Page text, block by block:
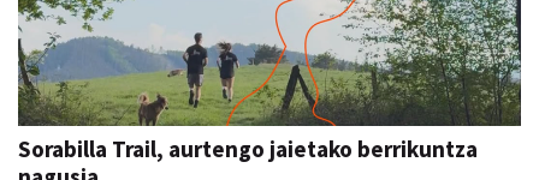
Sorabilla Trail, aurtengo jaietako berrikuntza